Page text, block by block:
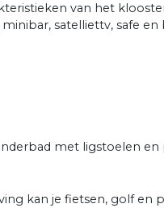
van het
satelliettv, safe
met ligstoelen en
kan je fietsen, golf en